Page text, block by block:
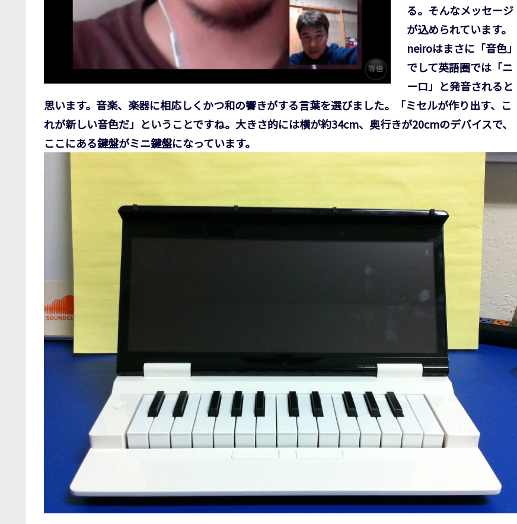
る。そんなメッセージ
が込められています。
neiroはまさに「音色」
でして英語圏では「ニ
ーロ」と発音されると
思います。音楽、楽器に相応しくかつ和の響きがする言葉を選びました。「ミセルが作り出す、こ
れが新しい音色だ」ということですね。大きさ的には横が約34cm、奥行きが20cmのデバイスで、
ここにある鍵盤がミニ鍵盤になっています。